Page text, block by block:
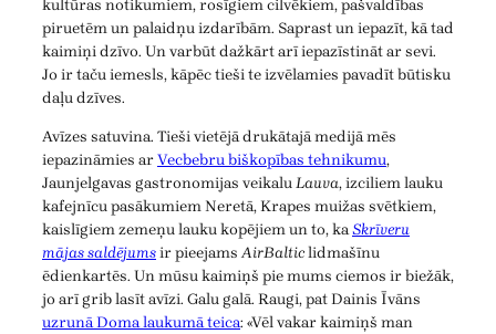
kultūras notikumiem, rosīgiem cilvēkiem, pašvaldības
piruetēm un palaidņu izdarībām. Saprast un iepazīt, kā tad
kaimiņi dzīvo. Un varbūt dažkārt arī iepazīstināt ar sevi.
Jo ir taču iemesls, kāpēc tieši te izvēlamies pavadīt būtisku
daļu dzīves.
Avīzes satuvina. Tieši vietējā drukātajā medijā mēs
iepazināmies arVecbebru biškopības tehnikumu,
Jaunjelgavas gastronomijas veikaluLauva, izciliem lauku
kafejnīcu pasākumiem Neretā, Krapes muižas svētkiem,
kaislīgiem zemeņu lauku kopējiem un to, kaSkrīveru
mājas saldējumsir pieejamsAirBalticlidmašīnu
ēdienkartēs. Un mūsu kaimiņš pie mums ciemos ir biežāk,
jo arī grib lasīt avīzi. Galu galā. Raugi, pat Dainis Īvāns
uzrunā Doma laukumā teica: «Vēl vakar kaimiņš man